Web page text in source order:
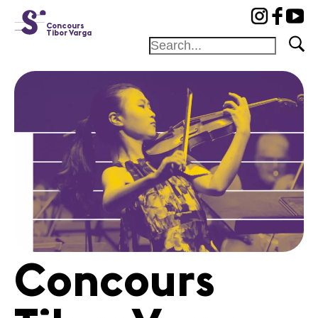
Concours
Tibor Varga
Académie
Concours
Amis et
Mécènes
Médiation
Jury
Programme
Concerts
Concours